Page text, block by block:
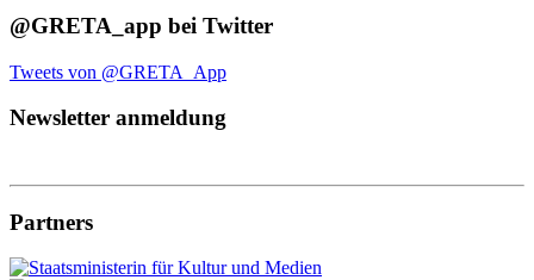
@GRETA_app bei Twitter
Tweets von @GRETA_App
Newsletter anmeldung
Partners